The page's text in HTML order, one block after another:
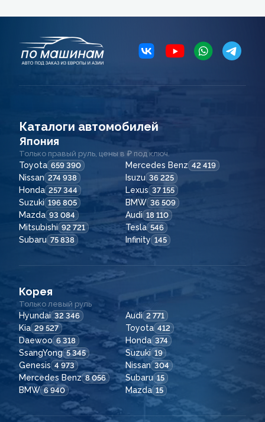
Каталоги автомобилей
Япония
Только правый руль, цены в ₽ под ключ.
Toyota 659 390 Mercedes Benz 42 419
Nissan 274 938 Isuzu 36 225
Honda 257 344 Lexus 37 155
Suzuki 196 805 BMW 36 509
Mazda 93 084 Audi 18 110
Mitsubishi 92 721 Tesla 546
Subaru 75 838 Infinity 145
Корея
Только левый руль
Hyundai 32 346 Audi 2 771
Kia 29 527 Toyota 412
Daewoo 6 318 Honda 374
SsangYong 5 345 Suzuki 19
Genesis 4 973 Nissan 304
Mercedes Benz 8 056 Subaru 15
BMW 6 940 Mazda 15